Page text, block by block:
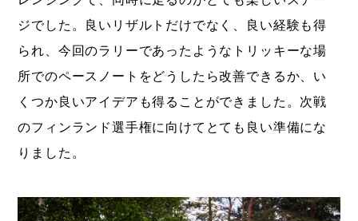
ジでした。良いリザルトだけでなく、良い経験も得
られ、今回のラリーであったようなトリッキーな場
所でのペースノートをどうしたら改善できるか、い
くつか良いアイデアも得ることができました。次戦
のフィンランド選手権に向けてとても良い準備にな
りました。